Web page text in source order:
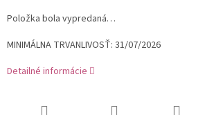
Jednotková
cena:
Položka bola vypredaná…
MINIMÁLNA TRVANLIVOSŤ: 31/07/2026
Detailné informácie